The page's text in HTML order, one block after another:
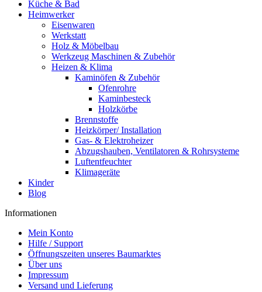
Küche & Bad
Heimwerker
Eisenwaren
Werkstatt
Holz & Möbelbau
Werkzeug Maschinen & Zubehör
Heizen & Klima
Kaminöfen & Zubehör
Ofenrohre
Kaminbesteck
Holzkörbe
Brennstoffe
Heizkörper/ Installation
Gas- & Elektroheizer
Abzugshauben, Ventilatoren & Rohrsysteme
Luftentfeuchter
Klimageräte
Kinder
Blog
Informationen
Mein Konto
Hilfe / Support
Öffnungszeiten unseres Baumarktes
Über uns
Impressum
Versand und Lieferung